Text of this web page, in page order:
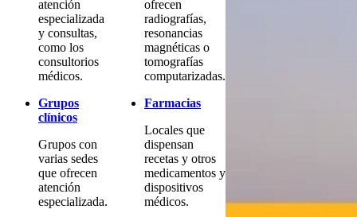
atención
especializada
y consultas,
como los
consultorios
médicos.
Grupos
clínicos
Grupos con
varias sedes
que ofrecen
atención
especializada.
ofrecen
radiografías,
resonancias
magnéticas o
tomografías
computarizadas.
Farmacias
Locales que
dispensan
recetas y otros
medicamentos y
dispositivos
médicos.